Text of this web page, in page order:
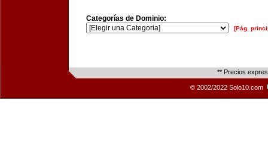
Categorías de Dominio:
[Pág.
** Precios
© 2002/2022 Solo10.com